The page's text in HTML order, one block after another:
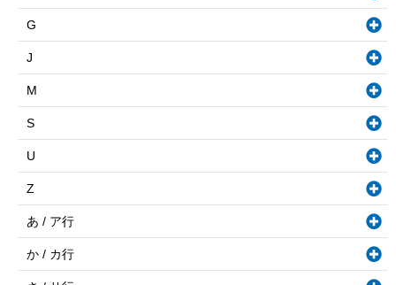
G
J
M
S
U
Z
あ / ア行
か / カ行